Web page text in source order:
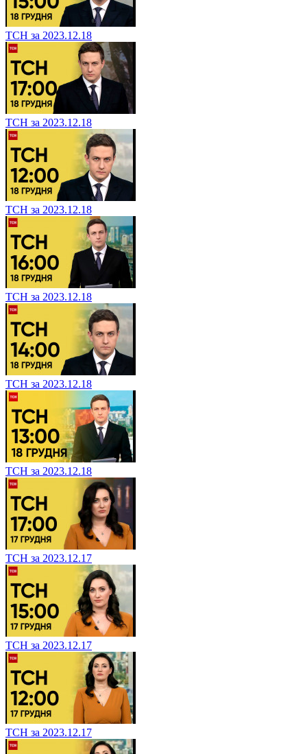
ТСН за 2023.12.18
ТСН за 2023.12.18
ТСН за 2023.12.18
ТСН за 2023.12.18
ТСН за 2023.12.18
ТСН за 2023.12.18
ТСН за 2023.12.17
ТСН за 2023.12.17
ТСН за 2023.12.17